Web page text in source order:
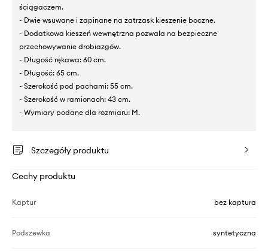
ściągaczem.
- Dwie wsuwane i zapinane na zatrzask kieszenie boczne.
- Dodatkowa kieszeń wewnętrzna pozwala na bezpieczne
przechowywanie drobiazgów.
- Długość rękawa: 60 cm.
- Długość: 65 cm.
- Szerokość pod pachami: 55 cm.
- Szerokość w ramionach: 43 cm.
- Wymiary podane dla rozmiaru: M.
Szczegóły produktu
Cechy produktu
Kaptur bez kaptura
Podszewka syntetyczna